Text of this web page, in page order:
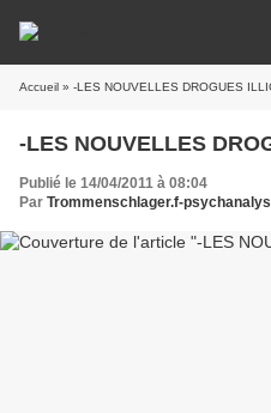
Accueil » -LES NOUVELLES DROGUES
-LES NOUVELLES
Publié le 14/04/2011 à 08:04
Par Trommenschlager.f-